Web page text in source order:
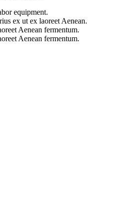
equipment.
ex ut ex laoreet Aenean.
Aenean fermentum.
Aenean fermentum.